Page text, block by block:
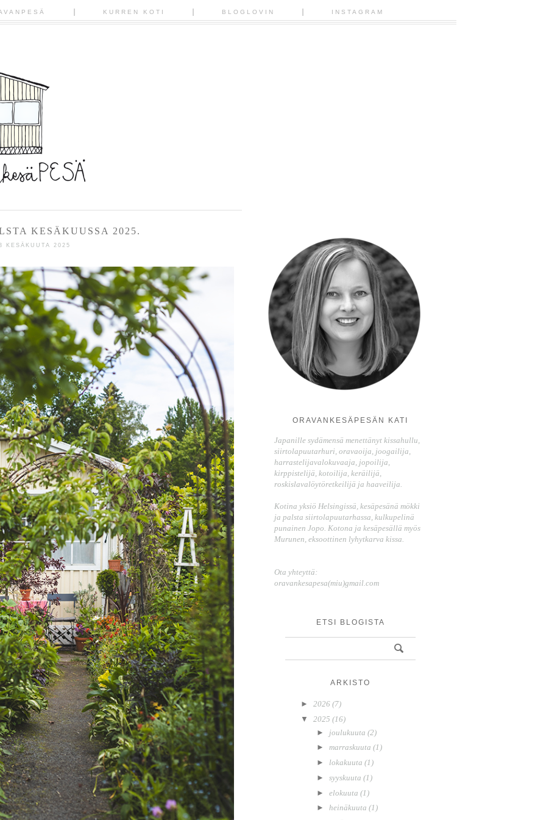
KURREN KOTI BLOGLOVIN INSTAGRAM
KESÄKUUSSA 2025.
KESÄKUUTA 2025
ORAVANKESÄPESÄN KATI
Japanille sydämensä menettänyt kissahullu,
siirtolapuutarhuri, oravaoija, joogailija,
harrastelijavalokuvaaja, jopoilija,
kirppistelijä, kotoilija, keräilijä,
roskislavalöytöretkeilijä ja haaveilija.
Kotina yksiö Helsingissä, kesäpesänä mökki
ja palsta siirtolapuutarhassa, kulkupelinä
punainen Jopo. Kotona ja kesäpesällä myös
Murunen, eksoottinen lyhytkarva kissa.
Ota yhteyttä:
oravankesapesa(miu)gmail.com
ETSI BLOGISTA
ARKISTO
►2026(7)
▼
2025(16)
► joulukuuta (2)
► marraskuuta (1)
► lokakuuta (1)
► syyskuuta (1)
► elokuuta (1)
► heinäkuuta (1)